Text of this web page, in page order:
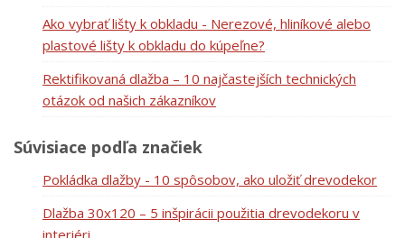
Ako vybrať lišty k obkladu - Nerezové, hliníkové alebo
plastové lišty k obkladu do kúpeľne?
Rektifikovaná dlažba – 10 najčastejších technických
otázok od našich zákazníkov
Súvisiace podľa značiek
Pokládka dlažby - 10 spôsobov, ako uložiť drevodekor
Dlažba 30x120 – 5 inšpirácii použitia drevodekoru v
interiéri